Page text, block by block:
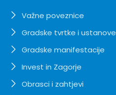
Važne poveznice
Gradske tvrtke i ustanove
Gradske manifestacije
Invest in Zagorje
Obrasci i zahtjevi